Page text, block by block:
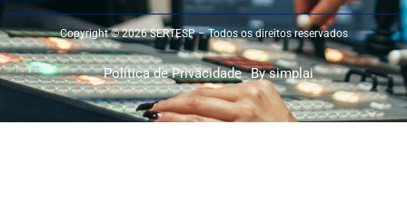
Copyright © 2026 SERTESP – Todos os direitos reservados
Política de Privacidade By simplai